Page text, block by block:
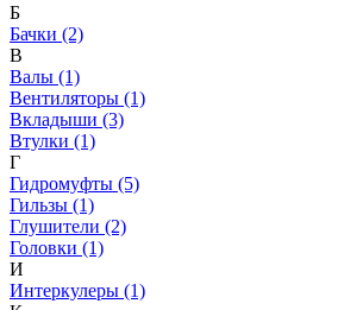
Б
Бачки (2)
В
Валы (1)
Вентиляторы (1)
Вкладыши (3)
Втулки (1)
Г
Гидромуфты (5)
Гильзы (1)
Глушители (2)
Головки (1)
И
Интеркулеры (1)